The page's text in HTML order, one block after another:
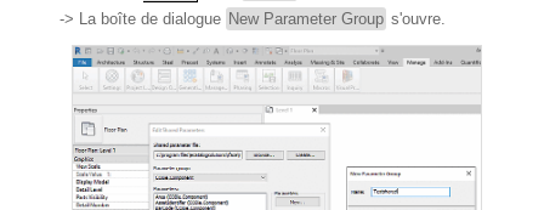
-> La boîte de dialogue New Parameter Group s'ouvre.